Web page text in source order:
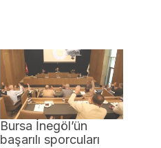
Bursa İnegöl’ün
başarılı sporcuları